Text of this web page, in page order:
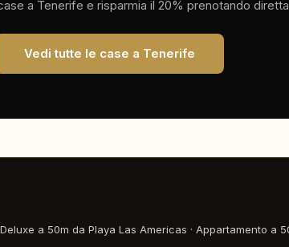
a Tenerife e risparmia il 20% prenotando
Vedi tutte le case a Tenerife
a 50m da Playa Las Americas · Appartamento a